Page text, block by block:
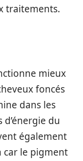
traitements.
mieux
foncés
dans les
du
également
car le pigment